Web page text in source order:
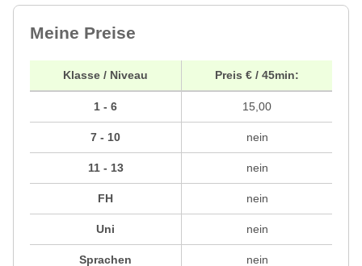
Meine Preise
Klasse / Niveau
1 - 6
7 - 10
11 - 13
FH
Uni
Sprachen
Preis € / 45min:
15,00
nein
nein
nein
nein
nein